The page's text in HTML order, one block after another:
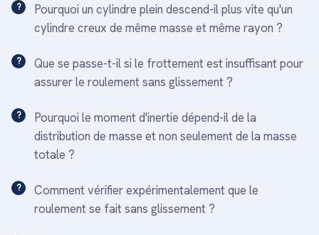
Pourquoi un cylindre plein descend-il plus vite qu'un
cylindre creux de même masse et même rayon ?
Que se passe-t-il si le frottement est insuffisant pour
assurer le roulement sans glissement ?
Pourquoi le moment d'inertie dépend-il de la
distribution de masse et non seulement de la masse
totale ?
Comment vérifier expérimentalement que le
roulement se fait sans glissement ?